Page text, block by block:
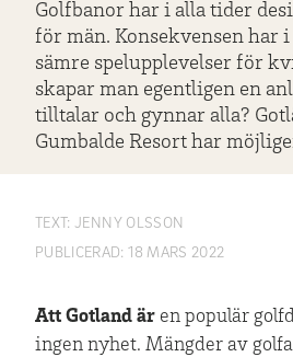
Golfbanor har i alla tider
för män. Konsekvensen har
sämre spelupplevelser för
skapar man egentligen en
tilltalar och gynnar alla?
Gumbalde Resort har
TEXT:JENNY OLSSON
PUBLICERAD:18 MARS 2022
Att Gotland är en populär
ingen nyhet. Mängder av